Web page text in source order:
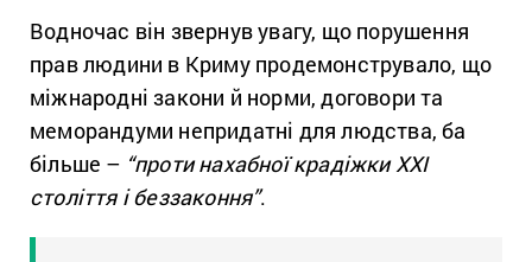
Водночас він звернув увагу, що порушення
прав людини в Криму продемонструвало, що
міжнародні закони й норми, договори та
меморандуми непридатні для людства, ба
більше – “проти нахабної крадіжки XXI
століття і беззаконня”.